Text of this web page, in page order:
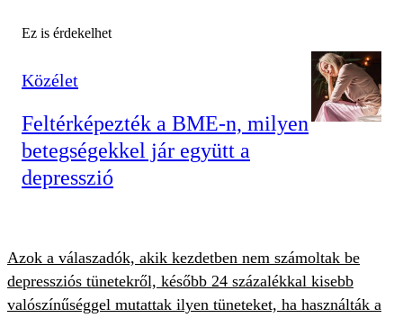
Ez is érdekelhet
Közélet
Feltérképezték a BME-n, milyen
betegségekkel jár együtt a
depresszió
Azok a válaszadók, akik kezdetben nem számoltak be
depressziós tünetekről, később 24 százalékkal kisebb
valószínűséggel mutattak ilyen tüneteket, ha használták a